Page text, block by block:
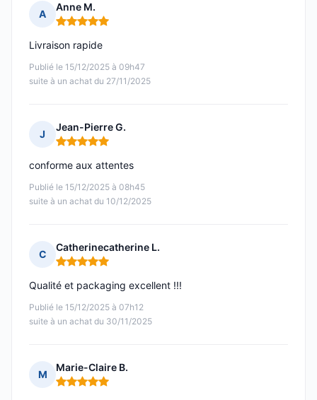
A
Anne M.
Note : 5 sur 5
Publié le 15/12/2025 à 09h47
suite à un achat du 27/11/2025
Livraison rapide
J
Jean-Pierre G.
Note : 5 sur 5
Publié le 15/12/2025 à 08h45
suite à un achat du 10/12/2025
conforme aux attentes
C
Catherinecatherine L.
Note : 5 sur 5
Publié le 15/12/2025 à 07h12
suite à un achat du 30/11/2025
Qualité et packaging excellent !!!
M
Marie-Claire B.
Note : 5 sur 5